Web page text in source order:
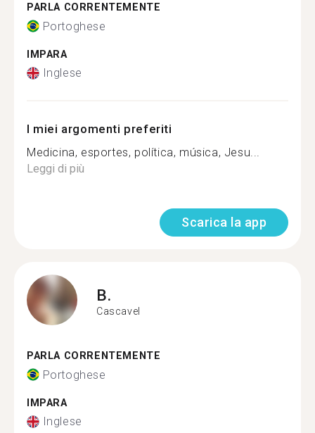
PARLA CORRENTEMENTE
Portoghese
IMPARA
Inglese
I miei argomenti preferiti
Medicina, esportes, política, música, Jesu...
Leggi di più
Scarica la app
B.
Cascavel
PARLA CORRENTEMENTE
Portoghese
IMPARA
Inglese